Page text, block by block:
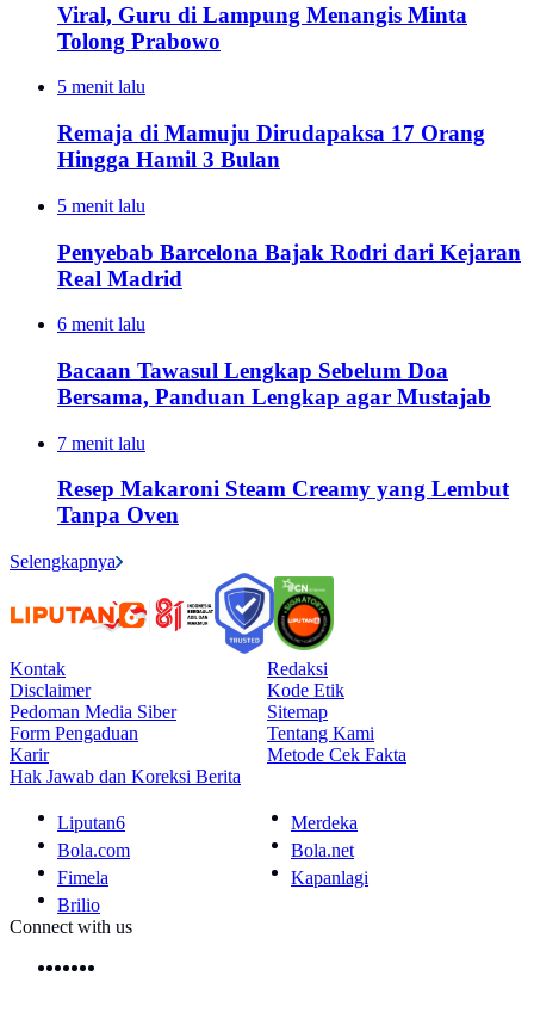
Viral, Guru di Lampung Menangis Minta
Tolong Prabowo
5 menit lalu
Remaja di Mamuju Dirudapaksa 17 Orang
Hingga Hamil 3 Bulan
5 menit lalu
Penyebab Barcelona Bajak Rodri dari Kejaran
Real Madrid
6 menit lalu
Bacaan Tawasul Lengkap Sebelum Doa
Bersama, Panduan Lengkap agar Mustajab
7 menit lalu
Resep Makaroni Steam Creamy yang Lembut
Tanpa Oven
Selengkapnya
Kontak
Redaksi
Disclaimer
Kode Etik
Pedoman Media Siber
Sitemap
Form Pengaduan
Tentang Kami
Karir
Metode Cek Fakta
Hak Jawab dan Koreksi Berita
Liputan6
Merdeka
Bola.com
Bola.net
Fimela
Kapanlagi
Brilio
Connect with us